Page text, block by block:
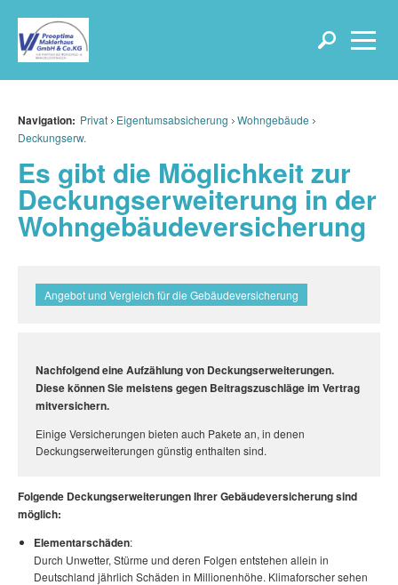
Navigation: Privat Eigentumsabsicherung
Wohngebäude
Deckungserw.
Es gibt die Möglichkeit zur
Deckungserweiterung in der
Wohngebäudeversicherung
Angebot und Vergleich für die Gebäudeversicherung
Nachfolgend eine Aufzählung von Deckungserweiterungen.
Diese können Sie meistens gegen Beitragszuschläge im Vertrag
mitversichern.
Einige Versicherungen bieten auch Pakete an, in denen
Deckungserweiterungen günstig enthalten sind.
Folgende Deckungserweiterungen Ihrer Gebäudeversicherung sind
möglich:
Elementarschäden:
Durch Unwetter, Stürme und deren Folgen entstehen allein in
Deutschland jährlich Schäden in Millionenhöhe. Klimaforscher sehen